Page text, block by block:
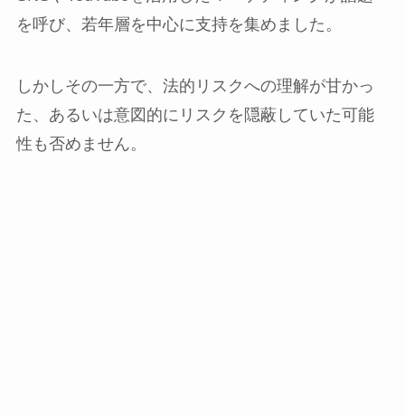
を呼び、若年層を中心に支持を集めました。
しかしその一方で、法的リスクへの理解が甘かっ
た、あるいは意図的にリスクを隠蔽していた可能
性も否めません。